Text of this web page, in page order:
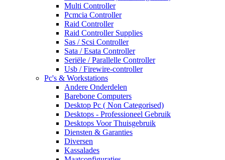
Multi Controller
Pcmcia Controller
Raid Controller
Raid Controller Supplies
Sas / Scsi Controller
Sata / Esata Controller
Seriële / Parallelle Controller
Usb / Firewire-controller
Pc's & Workstations
Andere Onderdelen
Barebone Computers
Desktop Pc ( Non Categorised)
Desktops - Professioneel Gebruik
Desktops Voor Thuisgebruik
Diensten & Garanties
Diversen
Kassalades